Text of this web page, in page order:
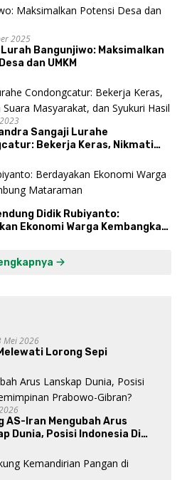
2025
Lurah Bangunjiwo: Maksimalkan
dan UMKM
Sangaji Lurahe
Bekerja Keras, Nikmati
Hasil
Didik Rubiyanto:
Ekonomi Warga Kembangkan
Mei 2026
Lorong Sepi
AS-Iran Mengubah Arus
Dunia, Posisi Indonesia Di